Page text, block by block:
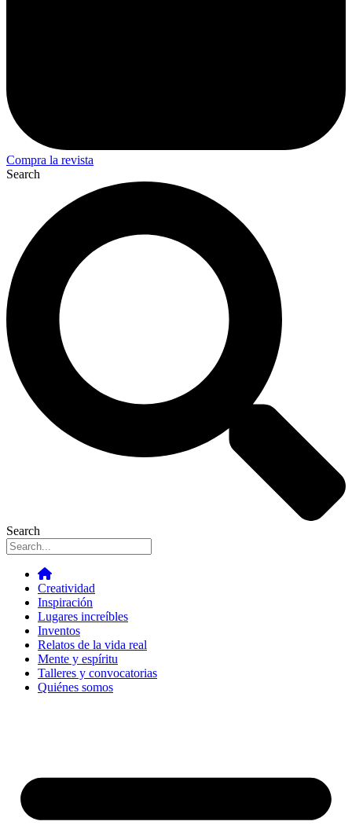
Compra la revista
Search
Search
Creatividad
Inspiración
Lugares increíbles
Inventos
Relatos de la vida real
Mente y espíritu
Talleres y convocatorias
Quiénes somos